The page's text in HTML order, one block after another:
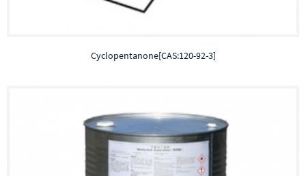
Cyclopentanone[CAS:120-92-3]